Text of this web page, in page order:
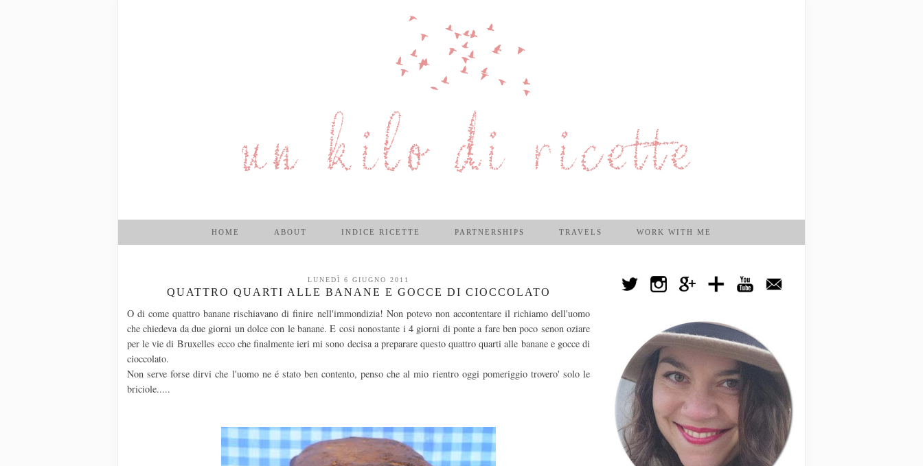
HOME ABOUT INDICE RICETTE PARTNERSHIPS TRAVELS WORK WITH ME
LUNEDÌ 6 GIUGNO 2011
QUATTRO QUARTI ALLE BANANE E GOCCE DI CIOCCOLATO
O di come quattro banane rischiavano di finire nell'immondizia! Non potevo non accontentare il richiamo dell'uomo
che chiedeva da due giorni un dolce con le banane. E cosi nonostante i 4 giorni di ponte a fare ben poco senon oziare
per le vie di Bruxelles ecco che finalmente ieri mi sono decisa a preparare questo quattro quarti alle banane e gocce di
cioccolato.
Non serve forse dirvi che l'uomo ne é stato ben contento, penso che al mio rientro oggi pomeriggio trovero' solo le
briciole.....